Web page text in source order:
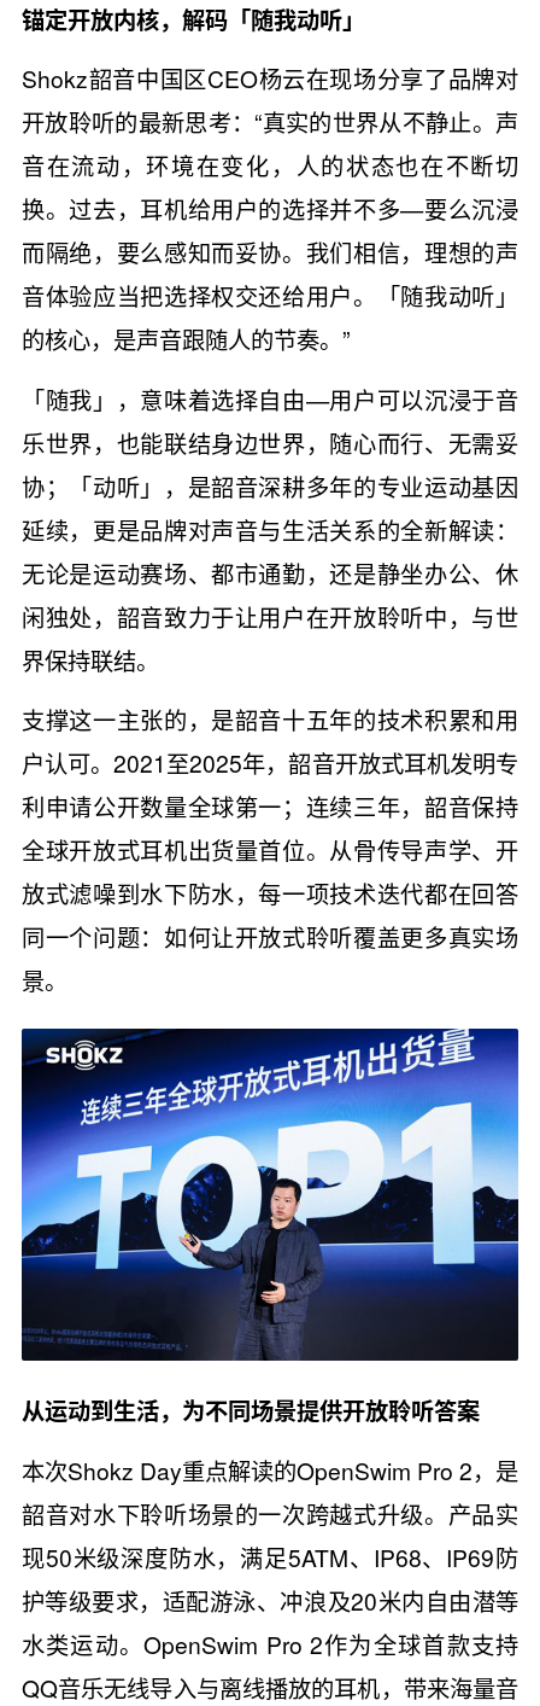
锚定开放内核，解码「随我动听」
Shokz韶音中国区CEO杨云在现场分享了品牌对
开放聆听的最新思考：“真实的世界从不静止。声
音在流动，环境在变化，人的状态也在不断切
换。过去，耳机给用户的选择并不多—要么沉浸
而隔绝，要么感知而妥协。我们相信，理想的声
音体验应当把选择权交还给用户。「随我动听」
的核心，是声音跟随人的节奏。”
「随我」，意味着选择自由—用户可以沉浸于音
乐世界，也能联结身边世界，随心而行、无需妥
协；「动听」，是韶音深耕多年的专业运动基因
延续，更是品牌对声音与生活关系的全新解读：
无论是运动赛场、都市通勤，还是静坐办公、休
闲独处，韶音致力于让用户在开放聆听中，与世
界保持联结。
支撑这一主张的，是韶音十五年的技术积累和用
户认可。2021至2025年，韶音开放式耳机发明专
利申请公开数量全球第一；连续三年，韶音保持
全球开放式耳机出货量首位。从骨传导声学、开
放式滤噪到水下防水，每一项技术迭代都在回答
同一个问题：如何让开放式聆听覆盖更多真实场
景。
从运动到生活，为不同场景提供开放聆听答案
本次Shokz Day重点解读的OpenSwim Pro 2，是
韶音对水下聆听场景的一次跨越式升级。产品实
现50米级深度防水，满足5ATM、IP68、IP69防
护等级要求，适配游泳、冲浪及20米内自由潜等
水类运动。OpenSwim Pro 2作为全球首款支持
QQ音乐无线导入与离线播放的耳机，带来海量音